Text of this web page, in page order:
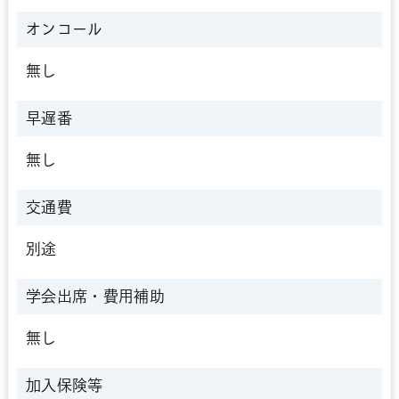
オンコール
無し
早遅番
無し
交通費
別途
学会出席・ 費用補助
無し
加入保険等